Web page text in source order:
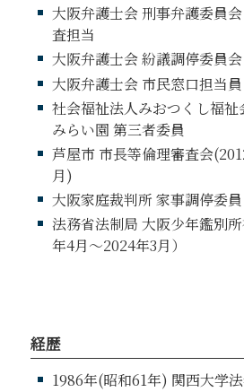
大阪弁護士会 刑事弁護委員
査担当
大阪弁護士会 紛議調停委員会
大阪弁護士会 市民窓口担当員
社会福祉法人みおつくし福
みらい園 第三者委員
芦屋市 市長等倫理審査会
月)
大阪家庭裁判所 家事調停委
法務省法制局 大阪少年鑑別
年4月～2024年3月）
経歴
1986年(昭和61年) 関西大学